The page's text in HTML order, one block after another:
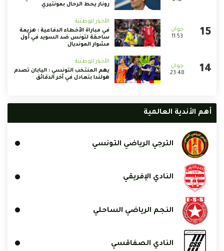
رونار يحط الرحال بمونتيري
11:53
الأخبار الوطنية
في مباراة الأخطاء الدفاعية : هزيمة
ساحقة لتونس ضد السويد في أول
مشوار المونديال
23:48
الأخبار الوطنية
يهم المنتخب التونسي : اليابان تصدم
هولندا بتعادل في آخر الدقائق
أهم الأندية العالمية
الترجي الرياضي التونسي
النادي الإفريقي
النجم الرياضي الساحلي
النادي الصفاقسي